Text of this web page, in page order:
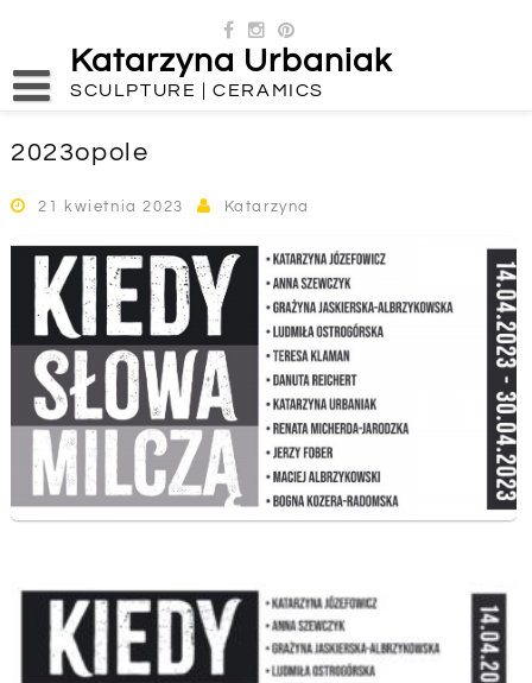
contentKatarzyna Urbaniak
SCULPTURE | CERAMICS
2023opole
21 kwietnia 2023 Katarzyna